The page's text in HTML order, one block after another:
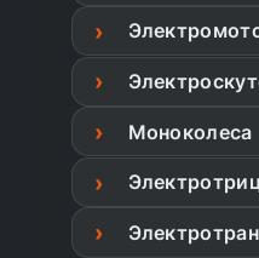
Моноколеса